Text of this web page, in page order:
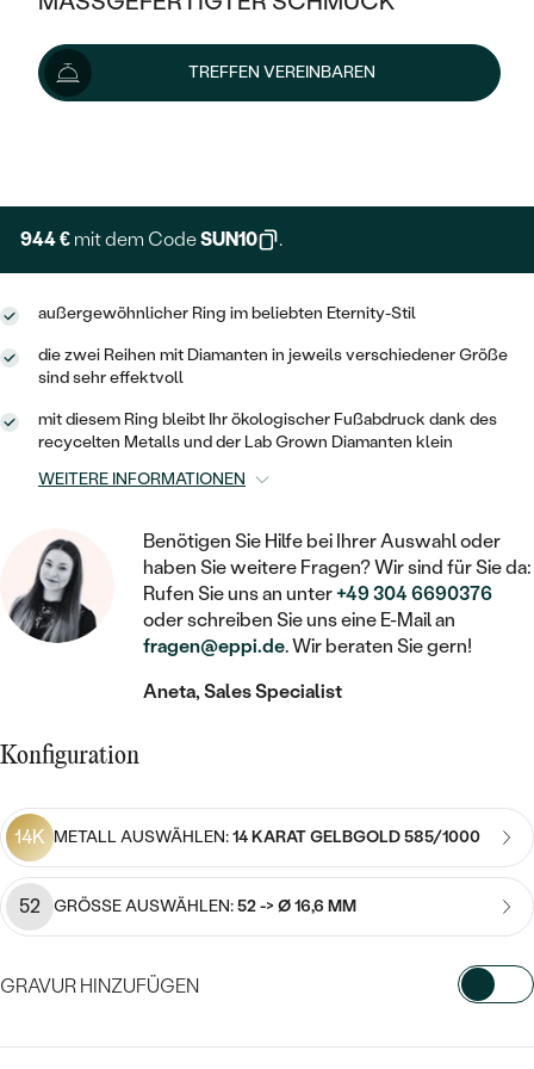
KLASSISCH
MEMOIRE
VINTAGE
AUSSERGEWÖHNLICHE
GEHÄMMERTE
VON HAND GRAVIERTE
MIT FÜLLUNG
IM SET
MIT MEHREREN DIAMANTEN
HALO
VINTAGE
IM SET
AUSSERGEWÖHNLICH
WÄHLE EINEN RING
LAB GROWN DIAMANTEN ZUM
EINFASSEN
FARBIGE DIAMANTEN ZUM EINFASSEN
MIT LAB GROWN DIAMANT
MIT MOISSANIT
AUSVERKAUF
WENN SCHMUCK HILFT
OHRRINGE
ANHÄNGER / KETTEN
SCHMUCKSET
SCHMUCK FÜR KINDER
BROSCHEN
SCHMUCKZUBEHÖR
NACH MATERIAL
GOLD
SILBER
PLATIN
PLATIN
OHRSTECKER
MINIMALISTISCHE
OHRHÄNGER
SOLITÄR
HERZ
KINDER
PIERCINGS
MIT DIAMANT
PERLENOHRRINGE
NACH PREIS
PREISWERTE
GOLD
SILBER
NACH STYL
ZUR GEBURT EINES KINDES
MIT STERNZEICHEN
MEDAILLON
KETTEN
HERZKETTEN
MIT TIEREN
NACH EDELSTEIN
MIT DIAMANT
MIT EDELSTEIN
PERLENKETTEN
AUSVERKAUF
SILBER
NACH STYL
MEMOIRE
MINIMALISTISCHE
STATEMENT
SIEGELRINGE
PERSONALISIERT
MIT EDELSTEIN
PERLENRINGE
TREFFEN VEREINBAREN
1 049 €
Wir liefern den Schmuck innerhalb von 3 - 4 Wochen.
Lieferoptionen
944 € mit dem CodeSUN10 .
außergewöhnlicher Ring im beliebten Eternity-Stil
die zwei Reihen mit Diamanten in jeweils verschiedener Größe
sind sehr effektvoll
mit diesem Ring bleibt Ihr ökologischer Fußabdruck dank des
recycelten Metalls und der Lab Grown Diamanten klein
WEITERE INFORMATIONEN
Benötigen Sie Hilfe bei Ihrer Auswahl oder
haben Sie weitere Fragen? Wir sind für Sie da:
Rufen Sie uns an unter+49 304 6690376
oder schreiben Sie uns eine E-Mail an
fragen@eppi.de. Wir beraten Sie gern!
Aneta, Sales Specialist
Konfiguration
14K METALL AUSWÄHLEN:14 KARAT GELBGOLD 585/1000
52 GRÖSSE AUSWÄHLEN:52 -> Ø 16,6 MM
GRAVUR HINZUFÜGEN